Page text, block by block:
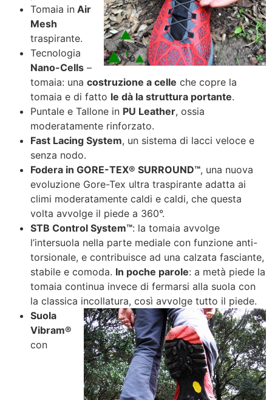
Tomaia in Air
Mesh
traspirante.
Tecnologia
Nano-Cells –
tomaia: una costruzione a celle che copre la
tomaia e di fatto le dà la struttura portante.
Puntale e Tallone in PU Leather, ossia
moderatamente rinforzato.
Fast Lacing System, un sistema di lacci veloce e
senza nodo.
Fodera in GORE-TEX® SURROUND™, una nuova
evoluzione Gore-Tex ultra traspirante adatta ai
climi moderatamente caldi e caldi, che questa
volta avvolge il piede a 360°.
STB Control System™: la tomaia avvolge
l’intersuola nella parte mediale con funzione anti-
torsionale, e contribuisce ad una calzata fasciante,
stabile e comoda. In poche parole: a metà piede la
tomaia continua invece di fermarsi alla suola con
la classica incollatura, così avvolge tutto il piede.
Suola
Vibram®
con